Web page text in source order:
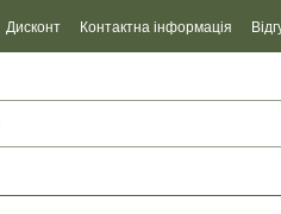
Дисконт Контактна інформація
якості